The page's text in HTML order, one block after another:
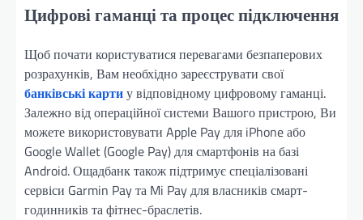
Цифрові гаманці та процес підключення
Щоб почати користуватися перевагами безпаперових
розрахунків, Вам необхідно зареєструвати свої
банківські картиу відповідному цифровому гаманці.
Залежно від операційної системи Вашого пристрою, Ви
можете використовувати Apple Pay для iPhone або
Google Wallet (Google Pay) для смартфонів на базі
Android. Ощадбанк також підтримує спеціалізовані
сервіси Garmin Pay та Mi Pay для власників смарт-
годинників та фітнес-браслетів.